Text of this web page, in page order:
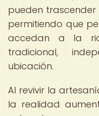
pueden
permitiendo que
accedan a la
tradicional,
ubicación.
Al revivir la
la realidad